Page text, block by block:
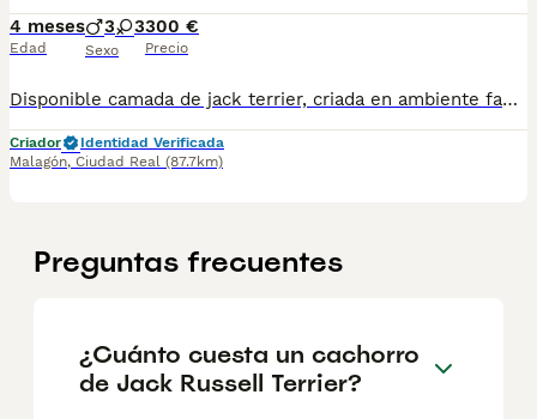
4 meses
Edad
3 3
Sexo
300 €
Precio
Disponible camada de jack terrier, criada en ambiente familiar y listos para entregar. Se encuentran vacunados, desparasitados, con cartilla veterinaria y revisados. Para más inf no dude en preguntar.
Criador
Identidad Verificada
Malagón, Ciudad Real (87.7km)
Preguntas frecuentes
¿Cuánto cuesta un cachorro
de Jack Russell Terrier?